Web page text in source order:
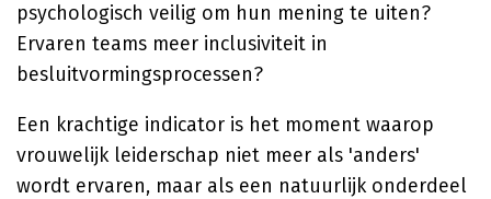
psychologisch veilig om hun mening te uiten?
Ervaren teams meer inclusiviteit in
besluitvormingsprocessen?
Een krachtige indicator is het moment waarop
vrouwelijk leiderschap niet meer als 'anders'
wordt ervaren, maar als een natuurlijk onderdeel